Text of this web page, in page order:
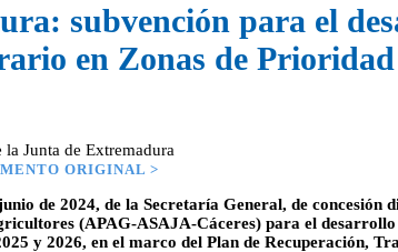
subvención para el
en Zonas de
Junta de Extremadura
ORIGINAL >
de 2024, de la Secretaría General, de
(APAG-ASAJA-Cáceres) para el
y 2026, en el marco del Plan de Recuperación,